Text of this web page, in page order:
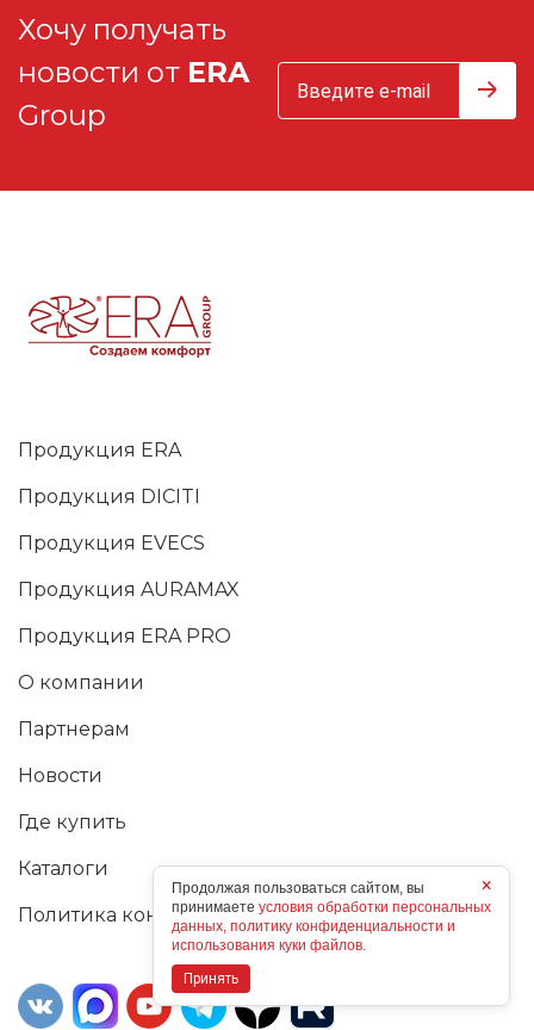
Хочу получать
новости от ERA
Group
Продукция ERA
Продукция DICITI
Продукция EVECS
Продукция AURAMAX
Продукция ERA PRO
О компании
Партнерам
Новости
Где купить
Каталоги
Политика конфиденциальности
×
Продолжая пользоваться сайтом, вы
принимаете условия обработки персональных
данных, политику конфиденциальности и
использования куки файлов.
Принять